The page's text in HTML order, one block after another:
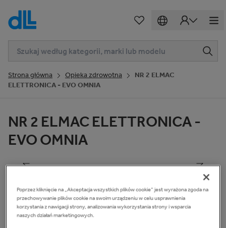
Strona główna Opieka zdrowotna
NR 2 ELMAC
ELETTRONICA - EVO OMNIA
NR 2 ELMAC ELETTRONICA -
EVO OMNIA
Poprzez kliknięcie na „Akceptacja wszystkich plików cookie” jest wyrażona zgoda na
przechowywanie plików cookie na swoim urządzeniu w celu usprawnienia
korzystania z nawigacji strony, analizowania wykorzystania strony i wsparcia
naszych działań marketingowych.